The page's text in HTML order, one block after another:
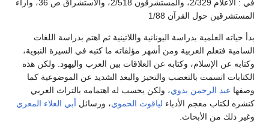
في : الأعلام 2/329، والمستشرقون 2/518، والاستشراق ص 36، وآراء
المستشرقين حول القرآن 1/88
بدأ حياته العلمية بدراسة اليونانية واللاتينية ثم اهتم بدراسة اللغات
السامية فتعلم العربية ومن أشهر مؤلفاته ما كتبه في السيرة النبوية،
وكتابه عن الإسلام، وكتابه عن العلاقات بين العرب واليهود. ولكن هذه
الكتابات اتسمت بالتعصب والتحيز والبعد الشديد عن الموضوعية كما
وصفها عبد الرحمن بدوي، ولكن يحسب له اهتمامه بالتراث العربي
كنشره لكتاب معجم الأدباء لياقوت الحموي، ورسائل أبي العلاء المعري
وغير ذلك من الأبحاث.